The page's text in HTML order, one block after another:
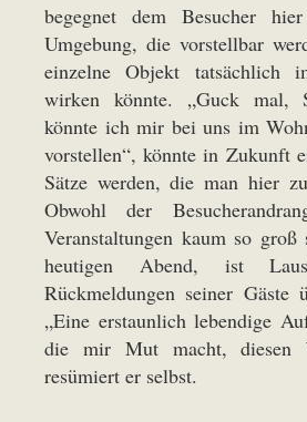
begegnet dem Besucher
Umgebung, die vorstellbar
einzelne Objekt tatsächlich
wirken könnte. „Guck mal,
könnte ich mir bei uns im
vorstellen“, könnte in Zukunft
Sätze werden, die man hier
Obwohl der
Veranstaltungen kaum so
heutigen Abend, ist
Rückmeldungen seiner Gäste
„Eine erstaunlich lebendige
die mir Mut macht, diesen
resümiert er selbst.